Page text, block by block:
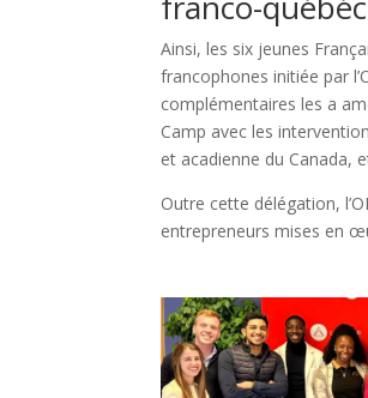
Ainsi, les six jeunes
francophones initiée par
complémentaires les a
Camp avec les
et acadienne du Canada,
Outre cette délégation,
entrepreneurs mises en